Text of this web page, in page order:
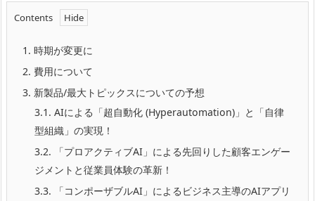
Contents
1. 時期が変更に
2. 費用について
3. 新製品/最大トピックスについての予想
3.1. AIによる「超自動化 (Hyperautomation)」と「自律
型組織」の実現！
3.2. 「プロアクティブAI」による先回りした顧客エンゲー
ジメントと従業員体験の革新！
3.3. 「コンポーザブルAI」によるビジネス主導のAIアプリ